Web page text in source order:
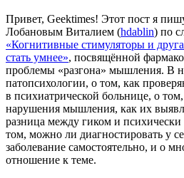
Привет, Geektimes! Этот пост я
Лобановым Виталием (hdablin) по
«Когнитивные стимуляторы и
стать умнее», посвящённой
проблемы «разгона» мышления. В
патопсихологии, о том, как
в психиатрической больнице, о
нарушения мышления, как их
разница между гиком и
том, можно ли диагностировать у
заболевание самостоятельно, и о
отношение к теме.